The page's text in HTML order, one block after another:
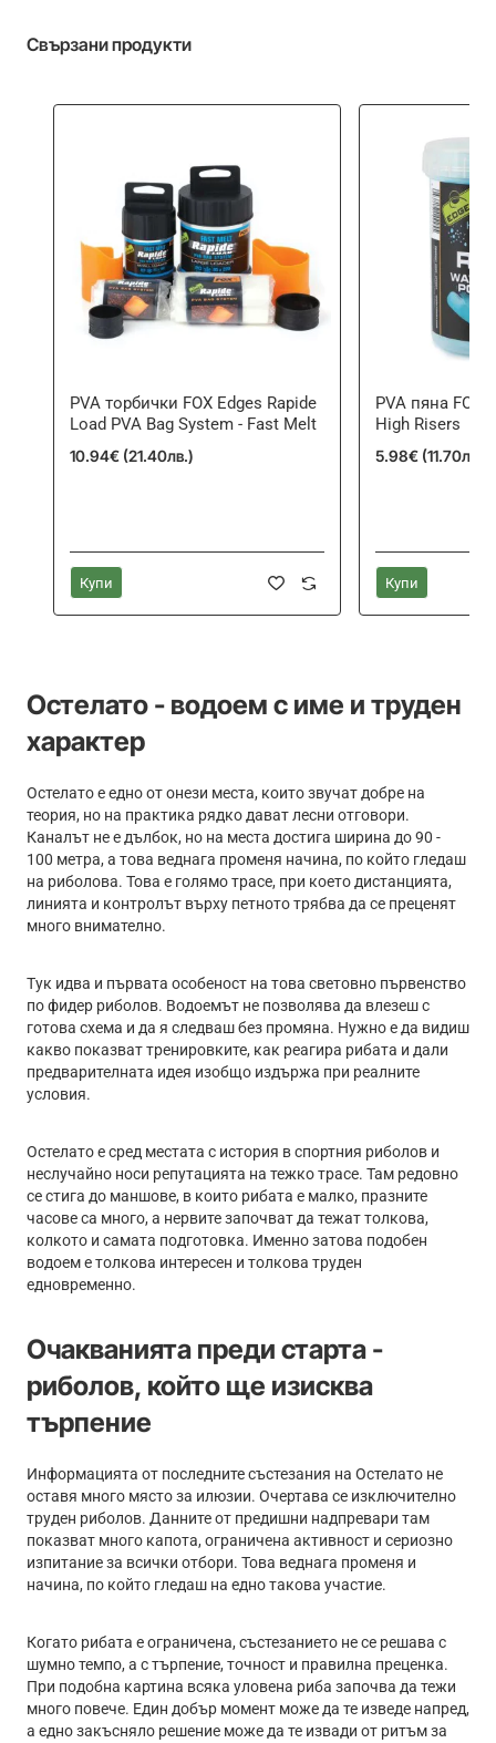
Свързани продукти
PVA торбички FOX Edges Rapide
Load PVA Bag System - Fast Melt
10.94€ (21.40лв.)
Купи
PVA пяна FOX
High Risers
5.98€ (11.70лв.)
Купи
Остелато - водоем с име и труден
характер
Остелато е едно от онези места, които звучат добре на
теория, но на практика рядко дават лесни отговори.
Каналът не е дълбок, но на места достига ширина до 90 -
100 метра, а това веднага променя начина, по който гледаш
на риболова. Това е голямо трасе, при което дистанцията,
линията и контролът върху петното трябва да се преценят
много внимателно.
Тук идва и първата особеност на това световно първенство
по фидер риболов. Водоемът не позволява да влезеш с
готова схема и да я следваш без промяна. Нужно е да видиш
какво показват тренировките, как реагира рибата и дали
предварителната идея изобщо издържа при реалните
условия.
Остелато е сред местата с история в спортния риболов и
неслучайно носи репутацията на тежко трасе. Там редовно
се стига до маншове, в които рибата е малко, празните
часове са много, а нервите започват да тежат толкова,
колкото и самата подготовка. Именно затова подобен
водоем е толкова интересен и толкова труден
едновременно.
Очакванията преди старта -
риболов, който ще изисква
търпение
Информацията от последните състезания на Остелато не
оставя много място за илюзии. Очертава се изключително
труден риболов. Данните от предишни надпревари там
показват много капота, ограничена активност и сериозно
изпитание за всички отбори. Това веднага променя и
начина, по който гледаш на едно такова участие.
Когато рибата е ограничена, състезанието не се решава с
шумно темпо, а с търпение, точност и правилна преценка.
При подобна картина всяка уловена риба започва да тежи
много повече. Един добър момент може да те изведе напред,
а едно закъсняло решение може да те извади от ритъм за